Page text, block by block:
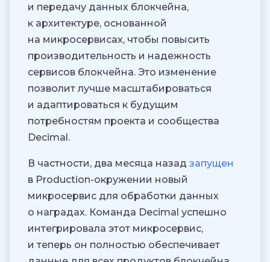
и передачу данных блокчейна,
к архитектуре, основанной
на микросервисах, чтобы повысить
производительность и надежность
сервисов блокчейна. Это изменение
позволит лучше масштабироваться
и адаптироваться к будущим
потребностям проекта и сообщества
Decimal.
В частности, два месяца назад запущен
в Production-окружении новый
микросервис для обработки данных
о наградах. Команда Decimal успешно
интегрировала этот микросервис,
и теперь он полностью обеспечивает